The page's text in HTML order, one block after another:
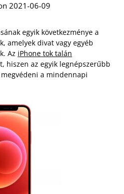
2021-06-09
egyik következménye a
amelyek divat vagy egyéb
Az iPhone tok talán
hiszen az egyik legnépszerűbb
a mindennapi